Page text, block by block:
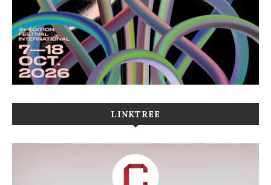
LINKTREE